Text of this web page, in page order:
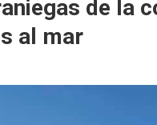
de la
al mar